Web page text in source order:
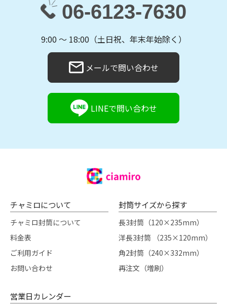
06-6123-7630
9:00 〜 18:00（土日祝、年末年始除く）
メールで問い合わせ
LINEで問い合わせ
チャミロについて
チャミロ封筒について
料金表
ご利用ガイド
お問い合わせ
封筒サイズから探す
長3封筒（120×235mm）
洋長3封筒 （235×120mm）
角2封筒（240×332mm）
再注文（増刷）
営業日カレンダー